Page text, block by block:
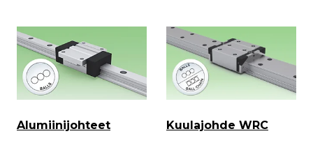
Alumiinijohteet Kuulajohde WRC